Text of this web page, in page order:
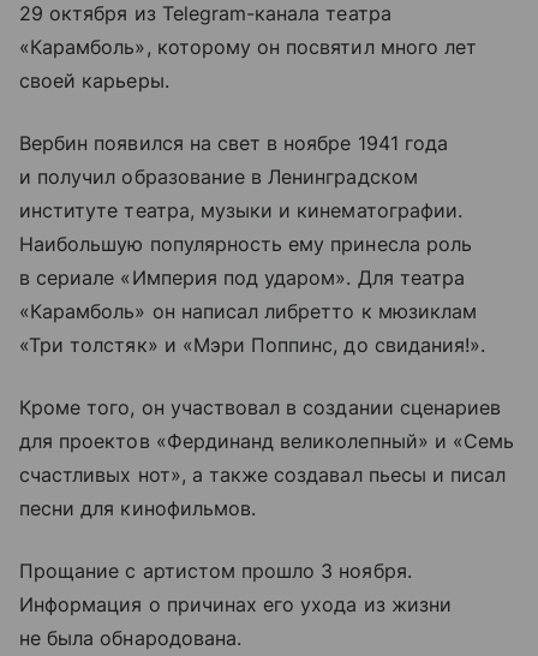
29 октября из Telegram-канала театра
«Карамболь», которому он посвятил много лет
своей карьеры.
Вербин появился на свет в ноябре 1941 года
и получил образование в Ленинградском
институте театра, музыки и кинематографии.
Наибольшую популярность ему принесла роль
в сериале «Империя под ударом». Для театра
«Карамболь» он написал либретто к мюзиклам
«Три толстяк» и «Мэри Поппинс, до свидания!».
Кроме того, он участвовал в создании сценариев
для проектов «Фердинанд великолепный» и «Семь
счастливых нот», а также создавал пьесы и писал
песни для кинофильмов.
Прощание с артистом прошло 3 ноября.
Информация о причинах его ухода из жизни
не была обнародована.